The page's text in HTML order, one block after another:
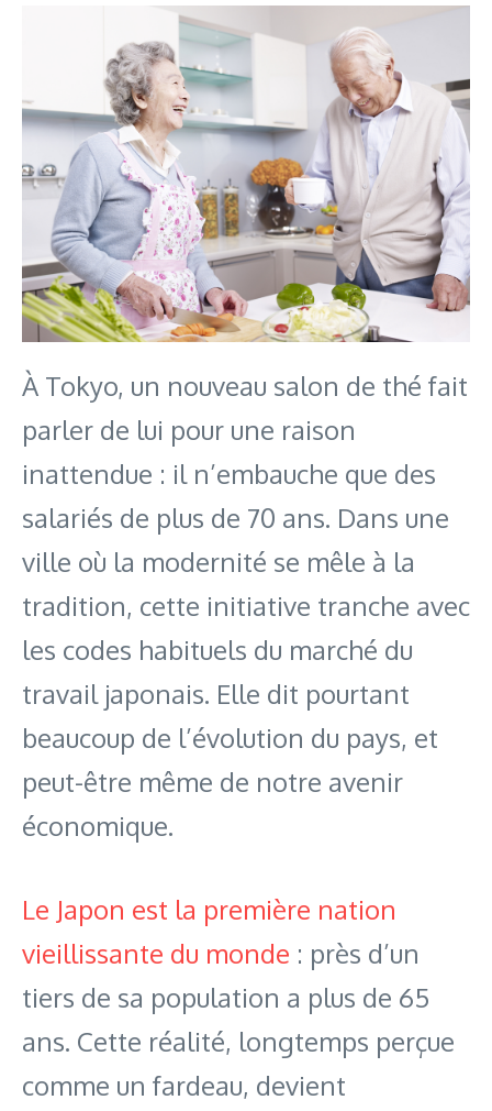
À Tokyo, un nouveau salon de thé fait
parler de lui pour une raison
inattendue : il n’embauche que des
salariés de plus de 70 ans. Dans une
ville où la modernité se mêle à la
tradition, cette initiative tranche avec
les codes habituels du marché du
travail japonais. Elle dit pourtant
beaucoup de l’évolution du pays, et
peut-être même de notre avenir
économique.
Le Japon est la première nation
vieillissante du monde : près d’un
tiers de sa population a plus de 65
ans. Cette réalité, longtemps perçue
comme un fardeau, devient